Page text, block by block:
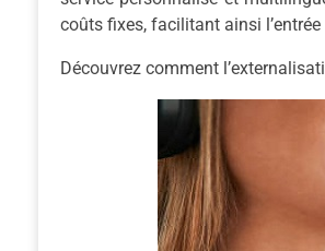
coûts fixes, facilitant ainsi
Découvrez comment